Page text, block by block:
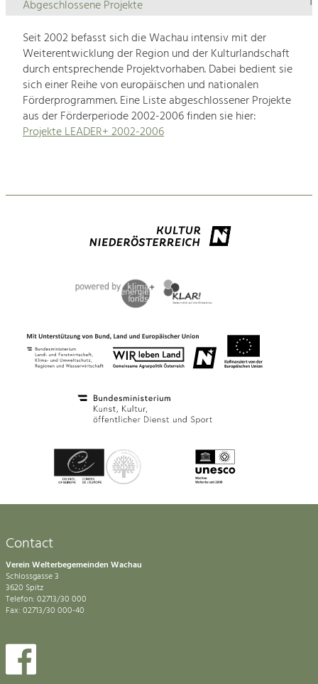
Abgeschlossene Projekte
Seit 2002 befasst sich die Wachau intensiv mit der
Weiterentwicklung der Region und der Kulturlandschaft
durch entsprechende Projektvorhaben. Dabei bedient sie
sich einer Reihe von europäischen und nationalen
Förderprogrammen. Eine Liste abgeschlossener Projekte
aus der Förderperiode 2002-2006 finden sie hier:
Projekte LEADER+ 2002-2006
Contact
Verein Welterbegemeinden Wachau
Schlossgasse 3
3620 Spitz
Telefon: 02713/30 000
Fax: 02713/30 000-40